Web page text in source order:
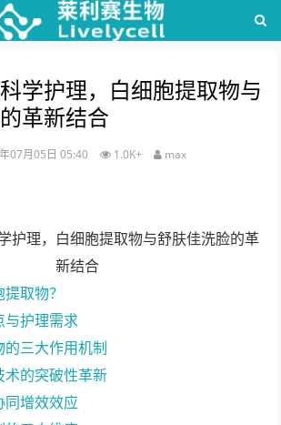
学护理，白细胞提取物与
革新结合
07月05日 05:40 1.0K+ max
取物？
与护理需求
的三大作用机制
术的突破性革新
同增效效应